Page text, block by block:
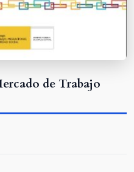
de Trabajo